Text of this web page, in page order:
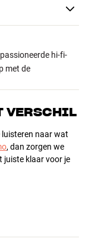
hi-fi-
met de
VERSCHIL
luisteren naar wat
, dan zorgen we
juiste klaar voor je